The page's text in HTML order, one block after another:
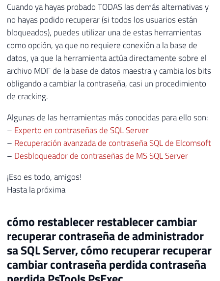
Cuando ya hayas probado TODAS las demás alternativas y
no hayas podido recuperar (si todos los usuarios están
bloqueados), puedes utilizar una de estas herramientas
como opción, ya que no requiere conexión a la base de
datos, ya que la herramienta actúa directamente sobre el
archivo MDF de la base de datos maestra y cambia los bits
obligando a cambiar la contraseña, casi un procedimiento
de cracking.
Algunas de las herramientas más conocidas para ello son:
– Experto en contraseñas de SQL Server
– Recuperación avanzada de contraseña SQL de Elcomsoft
– Desbloqueador de contraseñas de MS SQL Server
¡Eso es todo, amigos!
Hasta la próxima
cómo restablecer restablecer cambiar
recuperar contraseña de administrador
sa SQL Server, cómo recuperar recuperar
cambiar contraseña perdida contraseña